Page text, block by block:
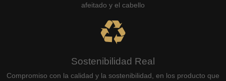
afeitado y el cabello
Sostenibilidad Real
Compromiso con la calidad y la sostenibilidad, en los producto que